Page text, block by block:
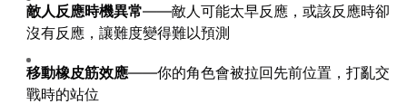
敵人反應時機異常——敵人可能太早反應，或該反應時卻
沒有反應，讓難度變得難以預測
移動橡皮筋效應——你的角色會被拉回先前位置，打亂交
戰時的站位